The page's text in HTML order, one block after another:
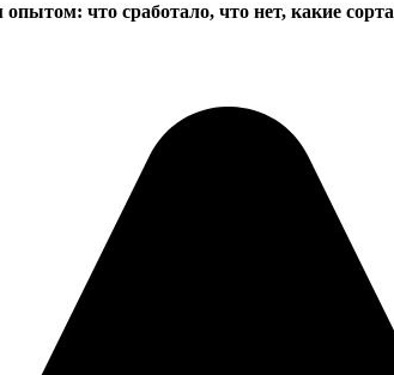
что сработало, что нет, какие